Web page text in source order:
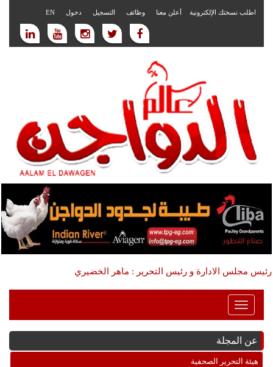
اطلب نسختك الإلكترونية أعلن معنا وظائف التسجيل دخول EN
رئيس مجلس الادارة و رئيس التحرير : ماهر الخضيري
Toggle
Navigation
عن المجلة
هيئة التحرير الصحفية